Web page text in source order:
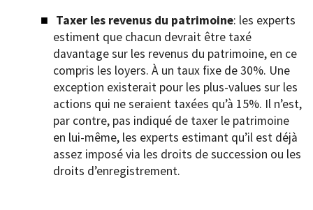
Taxer les revenus du patrimoine: les experts
estiment que chacun devrait être taxé
davantage sur les revenus du patrimoine, en ce
compris les loyers. À un taux fixe de 30%. Une
exception existerait pour les plus-values sur les
actions qui ne seraient taxées qu’à 15%. Il n’est,
par contre, pas indiqué de taxer le patrimoine
en lui-même, les experts estimant qu’il est déjà
assez imposé via les droits de succession ou les
droits d’enregistrement.